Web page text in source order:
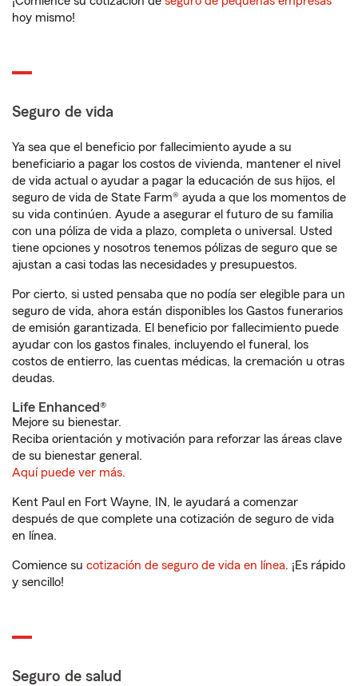
hoy mismo!
Seguro de vida
Ya sea que el beneficio por fallecimiento ayude a su
beneficiario a pagar los costos de vivienda, mantener el nivel
de vida actual o ayudar a pagar la educación de sus hijos, el
seguro de vida de State Farm® ayuda a que los momentos de
su vida continúen. Ayude a asegurar el futuro de su familia
con una póliza de vida a plazo, completa o universal. Usted
tiene opciones y nosotros tenemos pólizas de seguro que se
ajustan a casi todas las necesidades y presupuestos.
Por cierto, si usted pensaba que no podía ser elegible para un
seguro de vida, ahora están disponibles los Gastos funerarios
de emisión garantizada. El beneficio por fallecimiento puede
ayudar con los gastos finales, incluyendo el funeral, los
costos de entierro, las cuentas médicas, la cremación u otras
deudas.
Life Enhanced®
Mejore su bienestar.
Reciba orientación y motivación para reforzar las áreas clave
de su bienestar general.
Aquí puede ver más.
Kent Paul en Fort Wayne, IN, le ayudará a comenzar
después de que complete una cotización de seguro de vida
en línea.
Comience su cotización de seguro de vida en línea. ¡Es rápido
y sencillo!
Seguro de salud